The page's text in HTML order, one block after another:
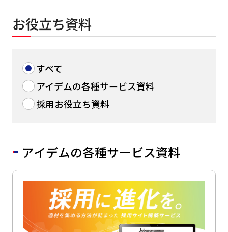
お役立ち資料
すべて
アイデムの各種サービス資料
採用お役立ち資料
アイデムの各種サービス資料